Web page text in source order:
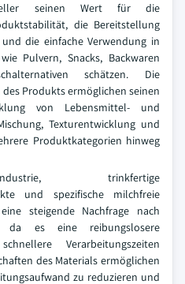
seinen Wert für die
die Bereitstellung
die einfache Verwendung in
Pulvern, Snacks, Backwaren
schätzen. Die
Produkts ermöglichen seinen
von Lebensmittel- und
Texturentwicklung und
Produktkategorien hinweg
trinkfertige
und spezifische milchfreie
steigende Nachfrage nach
da es eine reibungslosere
Verarbeitungszeiten
des Materials ermöglichen
zu reduzieren und